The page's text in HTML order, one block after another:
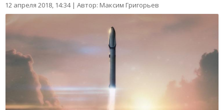
12 апреля 2018, 14:34| Автор: Максим Григорьев